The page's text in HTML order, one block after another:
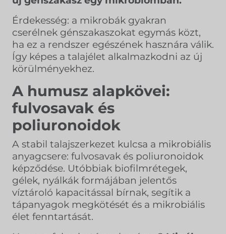
Érdekesség: a mikrobák gyakran
cserélnek génszakaszokat egymás közt,
ha ez a rendszer egészének hasznára válik.
Így képes a talajélet alkalmazkodni az új
körülményekhez.
A humusz alapkövei:
fulvosavak és
poliuronoidok
A stabil talajszerkezet kulcsa a mikrobiális
anyagcsere: fulvosavak és poliuronoidok
képződése. Utóbbiak biofilmrétegek,
gélek, nyálkák formájában jelentős
víztároló kapacitással bírnak, segítik a
tápanyagok megkötését és a mikrobiális
élet fenntartását.